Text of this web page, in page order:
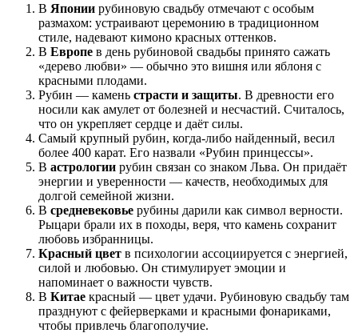
В Японии рубиновую свадьбу отмечают с особым
размахом: устраивают церемонию в традиционном
стиле, надевают кимоно красных оттенков.
В Европе в день рубиновой свадьбы принято сажать
«дерево любви» — обычно это вишня или яблоня с
красными плодами.
Рубин — камень страсти и защиты. В древности его
носили как амулет от болезней и несчастий. Считалось,
что он укрепляет сердце и даёт силы.
Самый крупный рубин, когда‑либо найденный, весил
более 400 карат. Его назвали «Рубин принцессы».
В астрологии рубин связан со знаком Льва. Он придаёт
энергии и уверенности — качеств, необходимых для
долгой семейной жизни.
В средневековье рубины дарили как символ верности.
Рыцари брали их в походы, веря, что камень сохранит
любовь избранницы.
Красный цвет в психологии ассоциируется с энергией,
силой и любовью. Он стимулирует эмоции и
напоминает о важности чувств.
В Китае красный — цвет удачи. Рубиновую свадьбу там
празднуют с фейерверками и красными фонариками,
чтобы привлечь благополучие.